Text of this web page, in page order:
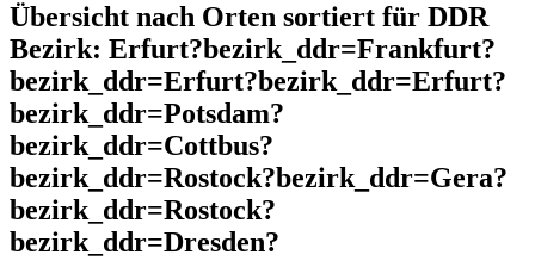
Übersicht nach Orten sortiert für DDR
Bezirk: Erfurt?bezirk_ddr=Frankfurt?
bezirk_ddr=Erfurt?bezirk_ddr=Erfurt?
bezirk_ddr=Potsdam?
bezirk_ddr=Cottbus?
bezirk_ddr=Rostock?bezirk_ddr=Gera?
bezirk_ddr=Rostock?
bezirk_ddr=Dresden?